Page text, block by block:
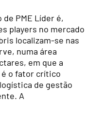
PME Líder é,
players no mercado
localizam-se nas
numa área
em que a
o fator crítico
de gestão
A